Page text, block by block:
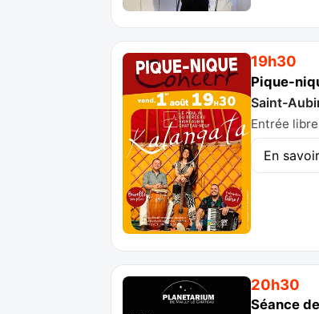
19h30
Pique-
Saint-
Entrée
En
20h30
Séance